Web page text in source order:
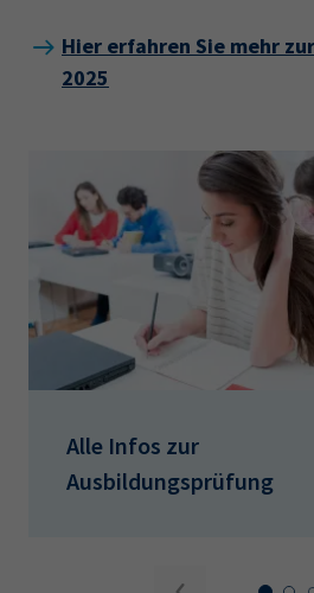
Hier erfahren Sie mehr
2025
Alle Infos zur
Ausbildungsprüfung